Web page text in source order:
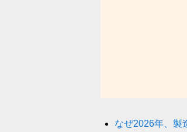
なぜ2026年、製